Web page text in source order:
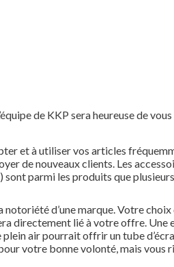
de KKP sera heureuse de
et à utiliser vos articles
de nouveaux clients. Les
sont parmi les produits que
d’une marque. Votre choix
directement lié à votre offre. Une
plein air pourrait offrir un tube
votre bonne volonté, mais vous